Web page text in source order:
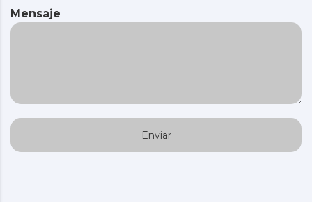
Mensaje